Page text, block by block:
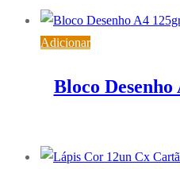
Adicionar
Bloco